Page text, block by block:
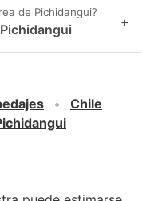
de Pichidangui?
+
Chile